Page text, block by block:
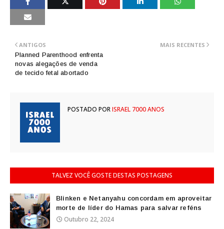
MAIS RECENTES
ANTIGOS
Planned Parenthood enfrenta
novas alegações de venda
de tecido fetal abortado
POSTADO PORISRAEL 7000 ANOS
TALVEZ VOCÊ GOSTE DESTAS POSTAGENS
Blinken e Netanyahu concordam em aproveitar
morte de líder do Hamas para salvar reféns
Outubro 22, 2024